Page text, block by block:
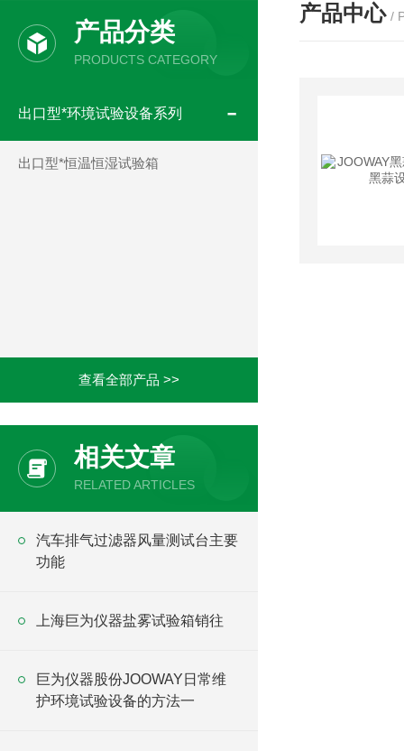
产品分类
PRODUCTS CATEGORY
出口型*环境试验设备系列
出口型*恒温恒湿试验箱
查看全部产品 >>
相关文章
RELATED ARTICLES
汽车排气过滤器风量测试台主要
功能
上海巨为仪器盐雾试验箱销往
巨为仪器股份JOOWAY日常维
护环境试验设备的方法一
产品中心 /